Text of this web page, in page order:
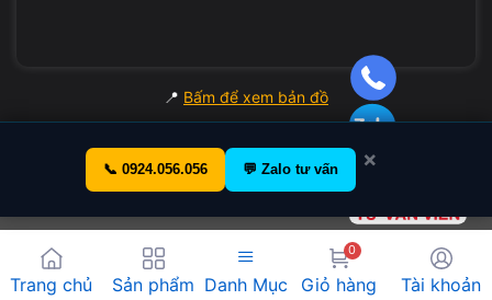
Kiểm tra Task Manager định kỳ
Windows Update hoặc antivirus hoạt động liên
tục
Một số tiến trình hệ thống có thể sử dụng CPU khá cao
trong thời gian ngắn.
Trang chủ Sản phẩm Danh Mục
0
Giỏ hàng Tài khoản
📍 Bấm để xem bản đồ
📞 0924.056.056 💬 Zalo tư vấn ×